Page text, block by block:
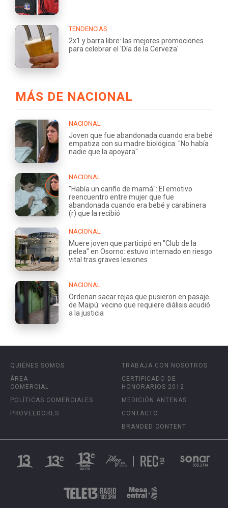
TENDENCIAS
2x1 y barra libre: las mejores promociones
para celebrar el 'Día de la Cerveza'
MÁS DE NACIONAL
NACIONAL
Joven que fue abandonada cuando era bebé
empatiza con su madre biológica: "No había
nadie que la apoyara"
NACIONAL
"Había un cariño de mamá": El emotivo
reencuentro entre mujer que fue
abandonada cuando era bebé y carabinera
(r) que la recibió
NACIONAL
Muere joven que participó en "Club de la
pelea" en Osorno: estuvo internado en riesgo
vital tras graves lesiones
NACIONAL
Ordenan sacar rejas que pusieron en pasaje
de Maipú: vecino que requiere diálisis acudió
a la justicia
QUIÉNES SOMOS
ÁREA
COMERCIAL
POLÍTICAS COMERCIALES
PROVEEDORES
TRABAJA CON NOSOTROS
CERTIFICADO DE
HONORARIOS 2012
MEDICIÓN ANTENAS
CONTACTO
BRANDED CONTENT